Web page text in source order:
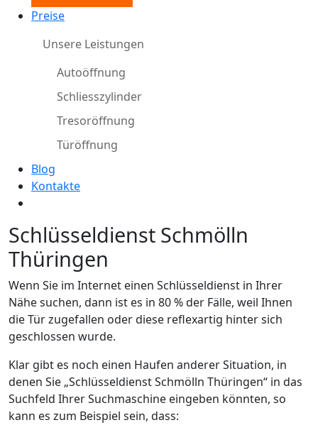
Preise
Unsere Leistungen
Autoöffnung
Schliesszylinder
Tresoröffnung
Türöffnung
Blog
Kontakte
Schlüsseldienst Schmölln
Thüringen
Wenn Sie im Internet einen Schlüsseldienst in Ihrer
Nähe suchen, dann ist es in 80 % der Fälle, weil Ihnen
die Tür zugefallen oder diese reflexartig hinter sich
geschlossen wurde.
Klar gibt es noch einen Haufen anderer Situation, in
denen Sie „Schlüsseldienst Schmölln Thüringen“ in das
Suchfeld Ihrer Suchmaschine eingeben könnten, so
kann es zum Beispiel sein, dass: